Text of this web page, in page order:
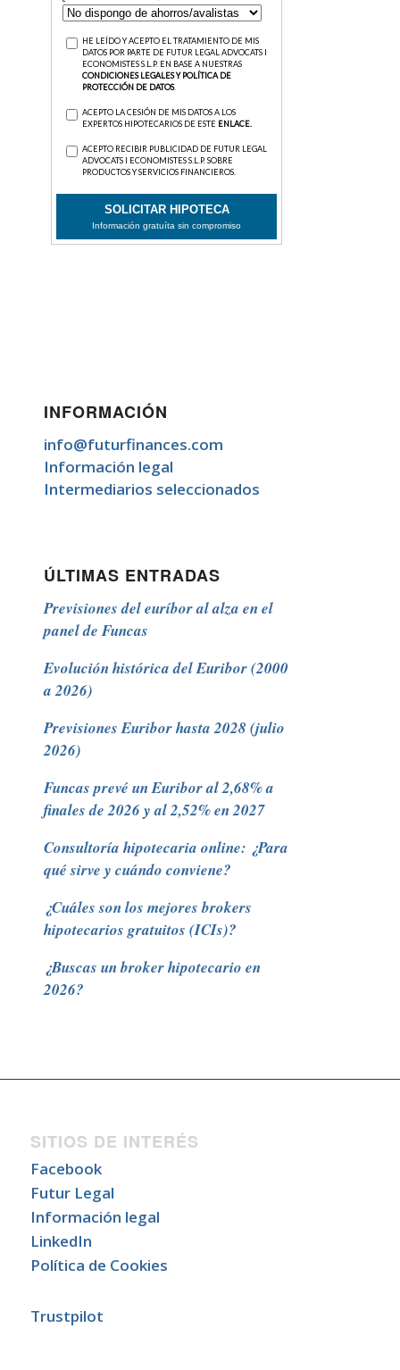
INFORMACIÓN
info@futurfinances.com
Información legal
Intermediarios seleccionados
ÚLTIMAS ENTRADAS
Previsiones del euríbor al alza en el
panel de Funcas
Evolución histórica del Euribor (2000
a 2026)
Previsiones Euribor hasta 2028 (julio
2026)
Funcas prevé un Euribor al 2,68% a
finales de 2026 y al 2,52% en 2027
Consultoría hipotecaria online: ¿Para
qué sirve y cuándo conviene?
¿Cuáles son los mejores brokers
hipotecarios gratuitos (ICIs)?
¿Buscas un broker hipotecario en
2026?
SITIOS DE INTERÉS
Facebook
Futur Legal
Información legal
LinkedIn
Política de Cookies
Trustpilot